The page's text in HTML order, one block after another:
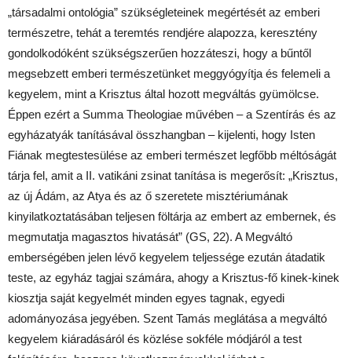
„társadalmi ontológia” szükségleteinek megértését az emberi
természetre, tehát a teremtés rendjére alapozza, keresztény
gondolkodóként szükségszerűen hozzáteszi, hogy a bűntől
megsebzett emberi természetünket meggyógyítja és felemeli a
kegyelem, mint a Krisztus által hozott megváltás gyümölcse.
Éppen ezért a Summa Theologiae művében – a Szentírás és az
egyházatyák tanításával összhangban – kijelenti, hogy Isten
Fiának megtestesülése az emberi természet legfőbb méltóságát
tárja fel, amit a II. vatikáni zsinat tanítása is megerősít: „Krisztus,
az új Ádám, az Atya és az ő szeretete misztériumának
kinyilatkoztatásában teljesen föltárja az embert az embernek, és
megmutatja magasztos hivatását” (GS, 22). A Megváltó
emberségében jelen lévő kegyelem teljessége ezután átadatik
teste, az egyház tagjai számára, ahogy a Krisztus-fő kinek-kinek
kiosztja saját kegyelmét minden egyes tagnak, egyedi
adományozása jegyében. Szent Tamás meglátása a megváltó
kegyelem kiáradásáról és közlése sokféle módjáról a test